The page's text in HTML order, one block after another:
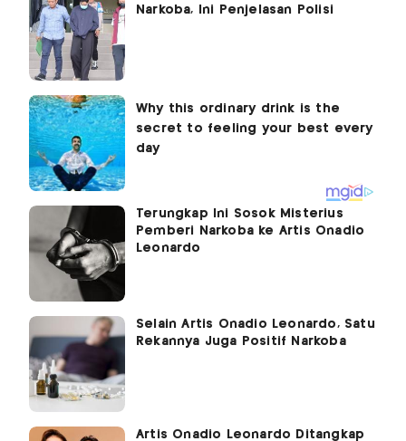
Narkoba, Ini Penjelasan Polisi
Terungkap Ini Sosok Misterius
Pemberi Narkoba ke Artis Onadio
Leonardo
Selain Artis Onadio Leonardo, Satu
Rekannya Juga Positif Narkoba
Artis Onadio Leonardo Ditangkap